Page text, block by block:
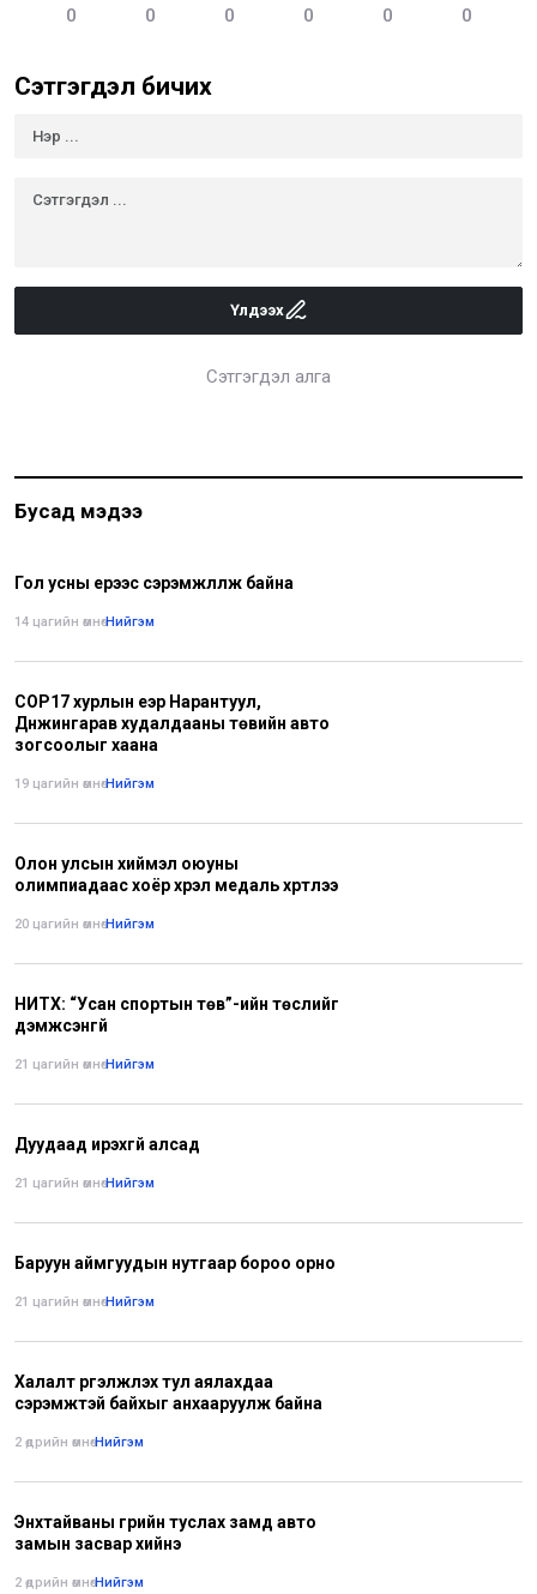
0 0 0 0 0 0
Сэтгэгдэл бичих
Үлдээх
Сэтгэгдэл алга
Бусад мэдээ
Гол усны үерээс сэрэмжлүүлж байна
14 цагийн өмнө•Нийгэм
COP17 хурлын үеэр Нарантуул,
Дүнжингарав худалдааны төвийн авто
зогсоолыг хаана
19 цагийн өмнө•Нийгэм
Олон улсын хиймэл оюуны
олимпиадаас хоёр хүрэл медаль хүртлээ
20 цагийн өмнө•Нийгэм
НИТХ: “Усан спортын төв”-ийн төслийг
дэмжсэнгүй
21 цагийн өмнө•Нийгэм
Дуудаад ирэхгүй алсад
21 цагийн өмнө•Нийгэм
Баруун аймгуудын нутгаар бороо орно
21 цагийн өмнө•Нийгэм
Халалт үргэлжлэх тул аялахдаа
сэрэмжтэй байхыг анхааруулж байна
2 өдрийн өмнө•Нийгэм
Энхтайваны гүүрийн туслах замд авто
замын засвар хийнэ
2 өдрийн өмнө•Нийгэм